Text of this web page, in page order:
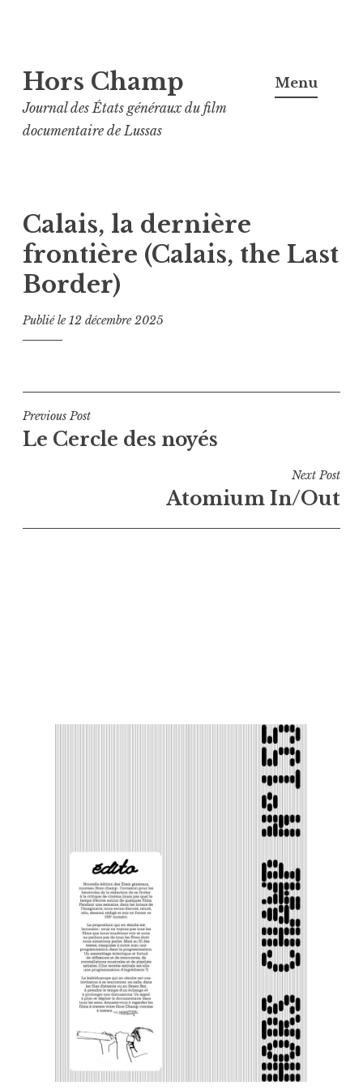
au
contenu
principal
Hors Champ
Journal des États généraux du film
documentaire de Lussas
Menu
Calais, la dernière
frontière (Calais, the Last
Border)
Publié le12 décembre 2025
Navigation
de
Previous Post
Le Cercle des noyés
Next Post
Atomium In/Out